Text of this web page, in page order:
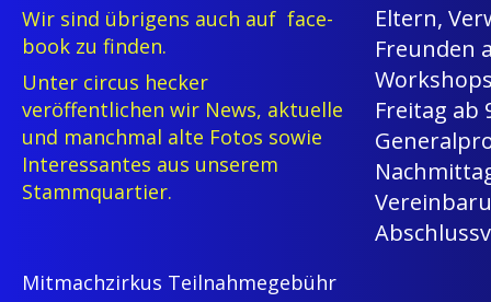
Wir sind übrigens auch auf face-
book zu finden.
Unter circus hecker
veröffentlichen wir News, aktuelle
und manchmal alte Fotos sowie
Interessantes aus unserem
Stammquartier.
Mitmachzirkus Teilnahmegebühr
Eltern,
Freunden
Freitag ab